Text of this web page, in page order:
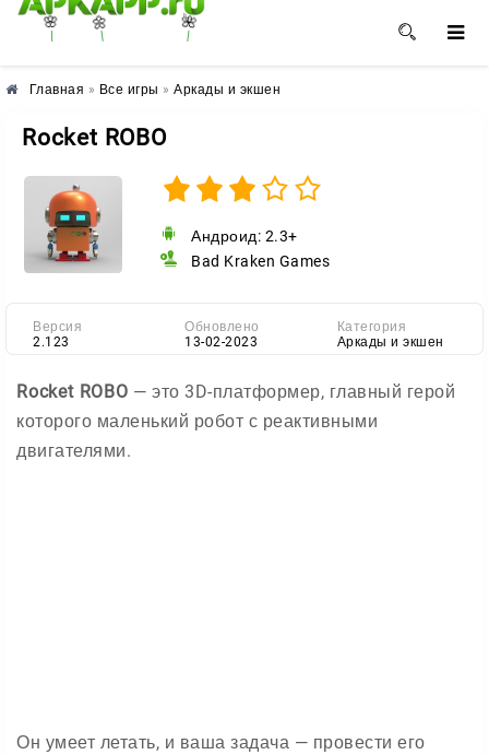
🌸 🌼 🌺
Главная » Все игры » Аркады и экшен
Rocket ROBO
Андроид: 2.3+
Bad Kraken Games
Версия
2.123
Обновлено
13-02-2023
Категория
Аркады и экшен
Rocket ROBO — это 3D-платформер, главный герой
которого маленький робот с реактивными
двигателями.
Он умеет летать, и ваша задача — провести его